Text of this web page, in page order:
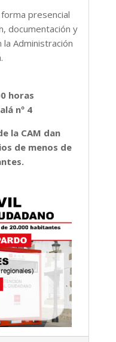
presencial
documentación y
Administración
horas
nº 4
la CAM dan
de menos de